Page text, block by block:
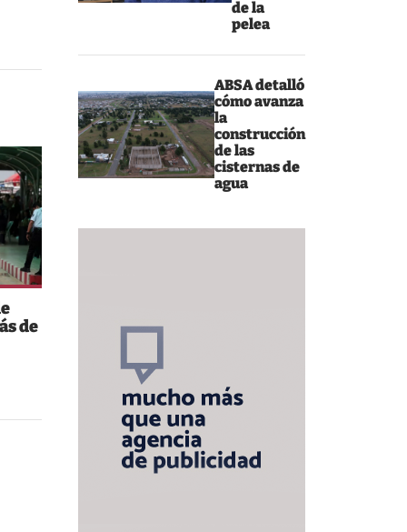
de la
pelea
ABSA detalló
cómo avanza
la
construcción
de las
cisternas de
agua
de